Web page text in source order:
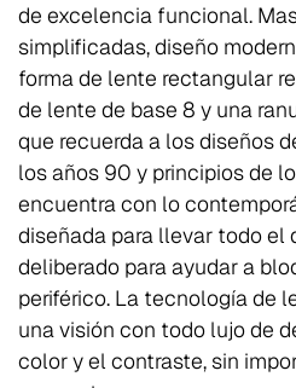
de excelencia funcional.
simplificadas, diseño
forma de lente rectangular
de lente de base 8 y una
que recuerda a los diseños
los años 90 y principios de
encuentra con lo
diseñada para llevar todo el
deliberado para ayudar a
periférico. La tecnología de
una visión con todo lujo de
color y el contraste, sin